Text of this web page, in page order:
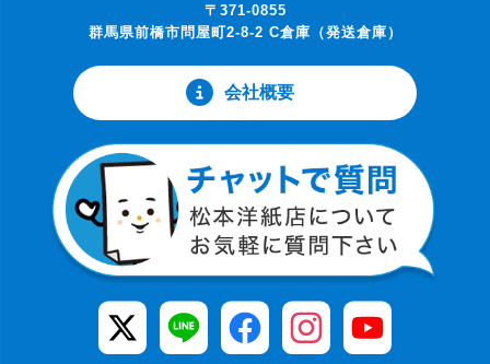
〒371-0855
群馬県前橋市問屋町2-8-2 C倉庫（発送倉庫）
会社概要